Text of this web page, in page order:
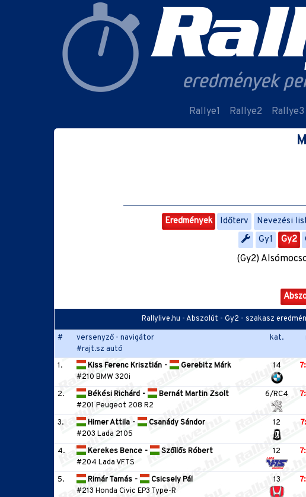
Rallye1 Rallye2 Rallye3
Eredmények Időterv Nevezési
Gy1
Gy2
(Gy2)
Rallylive.hu - Abszolút - Gy2 - szakasz
#
versenyző - navigátor
#rajt.sz autó
kat.
1. Kiss Ferenc Krisztián -
Gerebitz Márk
#210 BMW 320i
14
2. Békési Richárd -
Bernát Martin Zsolt
#201 Peugeot 208 R2
6/RC4
3.
Himer Attila -
Csanády Sándor
#203 Lada 2105
12
4.
Kerekes Bence -
Szőllős Róbert
#204 Lada VFTS
12
5.
Rimár Tamás -
Csicsely Pál
#213 Honda Civic EP3 Type-R
13